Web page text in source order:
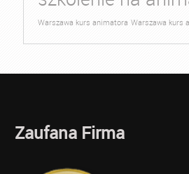
Warszawa kurs animatora Warszawa kurs
Zaufana Firma